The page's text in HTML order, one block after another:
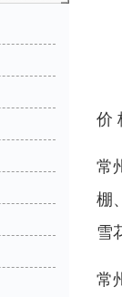
价
常
棚
雪
常